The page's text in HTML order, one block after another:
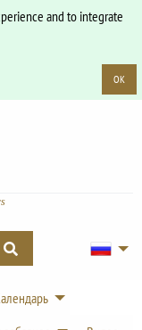
and to integrate
OK